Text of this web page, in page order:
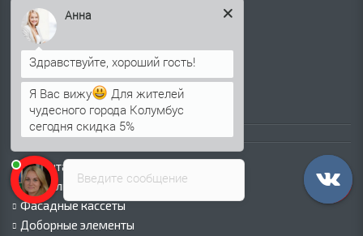
Профнастил для крыши
Профнастил для забора
Стеновой профнастил
Кровельные сэндвич-панели
Стеновые сэндвич-панели
Металлочерепица
Каталог продукции
Евроштакетник
Металлический сайдинг
Фасадные кассеты
Доборные элементы
Введите сообщение
Анна
Я Вас вижу
Для жителей
чудесного города Колумбус
сегодня скидка 5%